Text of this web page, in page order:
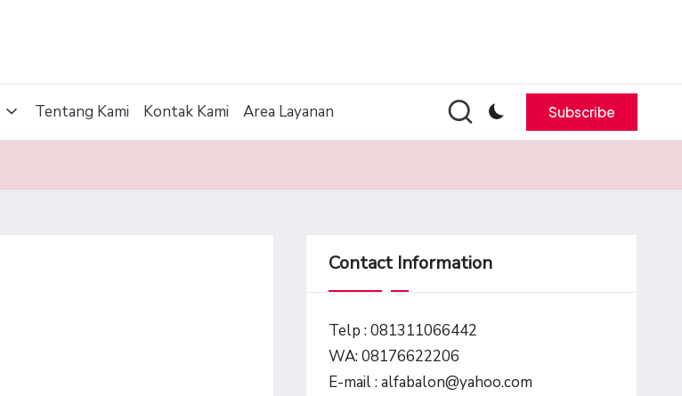
Tentang Kami Kontak Kami Area Layanan Subscribe
Contact Information
Telp : 081311066442
WA: 08176622206
E-mail : alfabalon@yahoo.com